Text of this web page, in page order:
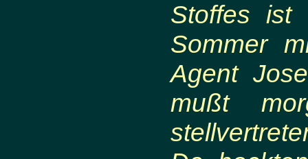
Stoffes ist
Sommer
Agent
mußt